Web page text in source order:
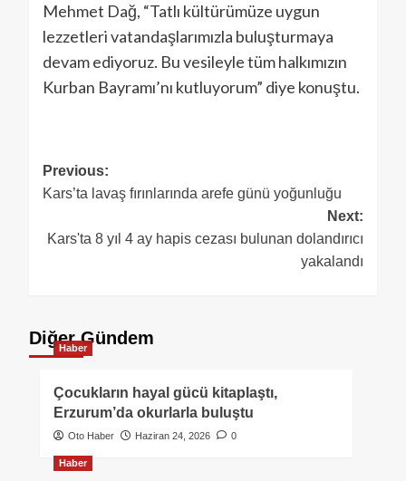
Mehmet Dağ, “Tatlı kültürümüze uygun
lezzetleri vatandaşlarımızla buluşturmaya
devam ediyoruz. Bu vesileyle tüm halkımızın
Kurban Bayramı’nı kutluyorum” diye konuştu.
Previous:
Kars’ta lavaş fırınlarında arefe günü yoğunluğu
Next:
Kars'ta 8 yıl 4 ay hapis cezası bulunan dolandırıcı
yakalandı
Diğer Gündem
Haber
Çocukların hayal gücü kitaplaştı,
Erzurum’da okurlarla buluştu
Oto Haber Haziran 24, 2026 0
Haber